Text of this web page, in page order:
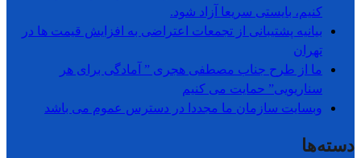
کنیم، بایستی سریعا آزاد شود.
بیانیه پشتیبانی از تجمعات اعتراضی به افزایش قیمت ها در
تھران
ما از طرح جناب مصطفی هجری ” آمادگی برای هر
سناریویی” حمایت می کنیم
وبسایت سازمان ما مجددا در دسترس عموم می باشد
دسته‌ها